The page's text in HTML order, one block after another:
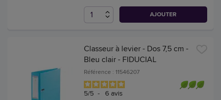
AJOUTER
Classeur à levier - Dos 7,5 cm -
Bleu clair - FIDUCIAL
Référence : 11546207
5/5 - 6 avis